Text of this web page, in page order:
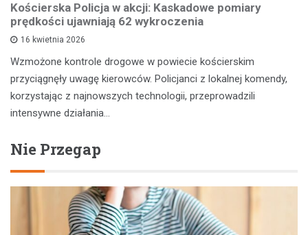
Kościerska Policja w akcji: Kaskadowe pomiary
prędkości ujawniają 62 wykroczenia
16 kwietnia 2026
Wzmożone kontrole drogowe w powiecie kościerskim
przyciągnęły uwagę kierowców. Policjanci z lokalnej komendy,
korzystając z najnowszych technologii, przeprowadzili
intensywne działania…
Nie Przegap